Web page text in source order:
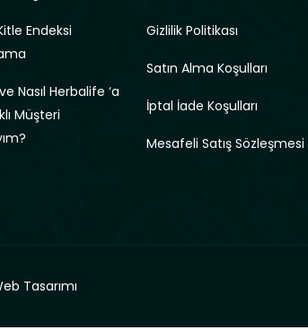
Endeksi
Nasıl Herbalife ‘a
Müşteri
Gizlilik Politikası
Satın Alma Koşulları
İptal İade Koşulları
Mesafeli Satış Sözleşmesi
Tasarımı